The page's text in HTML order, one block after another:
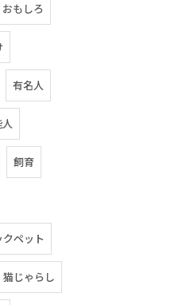
おもしろ
有名人
飼育
ペット
猫じゃらし